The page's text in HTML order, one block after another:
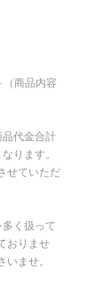
商品内容
代金合計
ります。
せていただ
く扱って
おりませ
ませ。